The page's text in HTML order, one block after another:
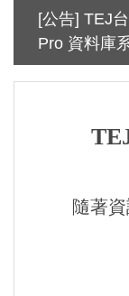
[公告] TEJ
Pro 資料庫
隨著